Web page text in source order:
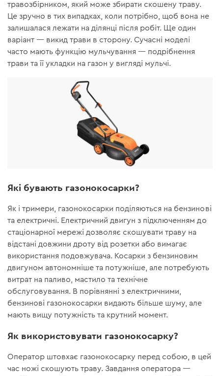
травозбірником, який може збирати скошену траву.
Це зручно в тих випадках, коли потрібно, щоб вона не
залишалася лежати на ділянці після робіт. Ще один
варіант — викид трави в сторону. Сучасні моделі
часто мають функцію мульчування — подрібнення
трави та її укладки на газон у вигляді мульчі.
Які бувають газонокосарки?
Як і тримери, газонокосарки поділяються на бензинові
та електричні. Електричний двигун з підключенням до
стаціонарної мережі дозволяє скошувати траву на
відстані довжини дроту від розетки або вимагає
використання подовжувача. Косарки з бензиновим
двигуном автономніше та потужніше, але потребують
витрат на паливо, мастило та технічне
обслуговування. В порівнянні з електричними,
бензинові газонокосарки видають більше шуму, але
мають вищу потужність та крутний момент.
Як використовувати газонокосарку?
Оператор штовхає газонокосарку перед собою, в цей
час ножі скошують траву. Завдання оператора —